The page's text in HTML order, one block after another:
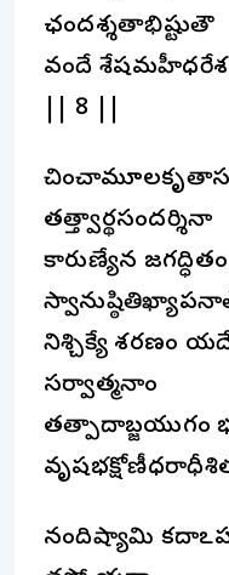
ఛందశ్శతాభిష్టుతౌ
వందే
|| 8 ||
తత్త్వార్థసందర్శినా
కారుణ్యేన
నిశ్చిక్యే శరణం
సర్వాత్మనాం
తత్పాదాబ్జయుగం
నందిష్యామి